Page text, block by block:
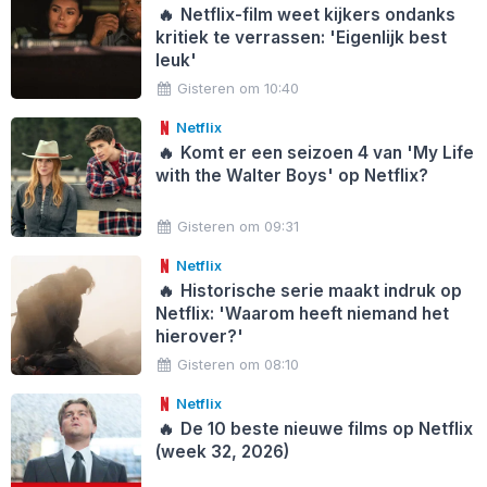
🔥 Netflix-film weet kijkers ondanks
kritiek te verrassen: 'Eigenlijk best
leuk'
Gisteren om 10:40
Netflix
🔥 Komt er een seizoen 4 van 'My Life
with the Walter Boys' op Netflix?
Gisteren om 09:31
Netflix
🔥 Historische serie maakt indruk op
Netflix: 'Waarom heeft niemand het
hierover?'
Gisteren om 08:10
Netflix
🔥 De 10 beste nieuwe films op Netflix
(week 32, 2026)